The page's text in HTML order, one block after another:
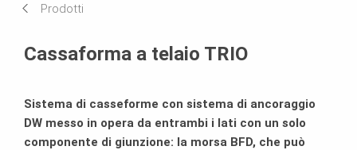
Brochure
Prodotti
Cassaforma a telaio TRIO
Sistema di casseforme con sistema di ancoraggio
DW messo in opera da entrambi i lati con un solo
componente di giunzione: la morsa BFD, che può